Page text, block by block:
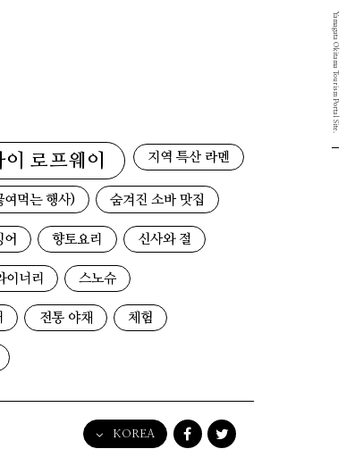
로프웨이 지역 특산 라멘
여먹는 행사) 숨겨진 소바 맛집
어 향토요리 신사와 절
이너리 스노슈
전통 야채 체험
KOREA
Yamagata Okitama Tourism Portal Site.